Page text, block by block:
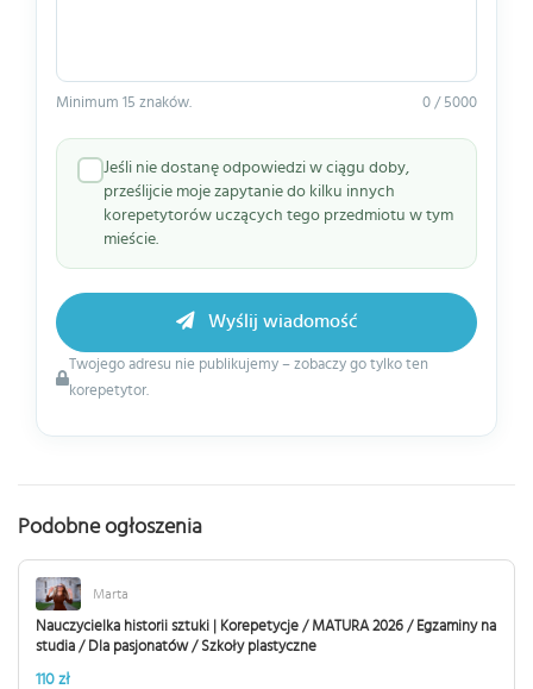
Minimum 15 znaków. 0 / 5000
Jeśli nie dostanę odpowiedzi w ciągu doby,
prześlijcie moje zapytanie do kilku innych
korepetytorów uczących tego przedmiotu w tym
mieście.
Twojego adresu nie publikujemy – zobaczy go tylko ten
korepetytor.
Wyślij wiadomość
Podobne ogłoszenia
Marta
Nauczycielka historii sztuki | Korepetycje / MATURA 2026 / Egzaminy na
studia / Dla pasjonatów / Szkoły plastyczne
110 zł